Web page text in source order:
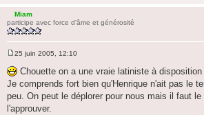
Miam
participe avec force d'âme et générosité
e
s
s
a
g
e
25 juin 2005, 12:10
Chouette on a une vraie latiniste à disposition
Je comprends fort bien qu'Henrique n'ait pas le
peu. On peut le déplorer pour nous mais il faut le
l'approuver.